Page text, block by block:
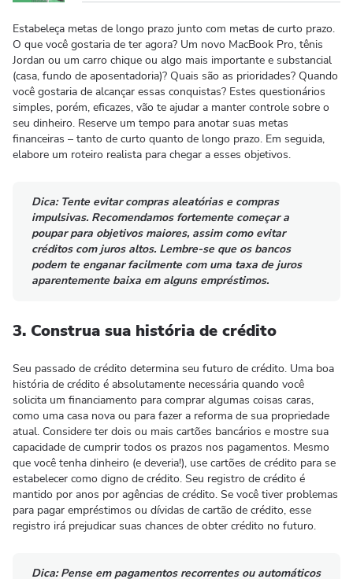
Estabeleça metas de longo prazo junto com metas de curto prazo.
O que você gostaria de ter agora? Um novo MacBook Pro, tênis
Jordan ou um carro chique ou algo mais importante e substancial
(casa, fundo de aposentadoria)? Quais são as prioridades? Quando
você gostaria de alcançar essas conquistas? Estes questionários
simples, porém, eficazes, vão te ajudar a manter controle sobre o
seu dinheiro. Reserve um tempo para anotar suas metas
financeiras – tanto de curto quanto de longo prazo. Em seguida,
elabore um roteiro realista para chegar a esses objetivos.
Dica:Tente evitar compras aleatórias e compras
impulsivas. Recomendamos fortemente começar a
poupar para objetivos maiores, assim como evitar
créditos com juros altos. Lembre-se que os bancos
podem te enganar facilmente com uma taxa de juros
aparentemente baixa em alguns empréstimos.
3. Construa sua história de crédito
Seu passado de crédito determina seu futuro de crédito. Uma boa
história de crédito é absolutamente necessária quando você
solicita um financiamento para comprar algumas coisas caras,
como uma casa nova ou para fazer a reforma de sua propriedade
atual. Considere ter dois ou mais cartões bancários e mostre sua
capacidade de cumprir todos os prazos nos pagamentos. Mesmo
que você tenha dinheiro (e deveria!), use cartões de crédito para se
estabelecer como digno de crédito. Seu registro de crédito é
mantido por anos por agências de crédito. Se você tiver problemas
para pagar empréstimos ou dívidas de cartão de crédito, esse
registro irá prejudicar suas chances de obter crédito no futuro.
Dica:Pense em pagamentos recorrentes ou automáticos